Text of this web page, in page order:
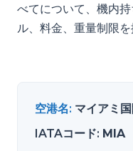
べてについて、機内
ル、料金、重量制限を
空港名: マイアミ
IATAコード: MIA